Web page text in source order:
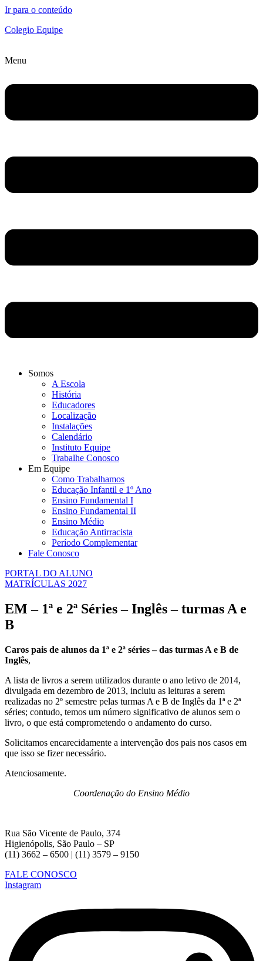
Ir para o conteúdo
Colegio Equipe
Menu
Somos
A Escola
História
Educadores
Localização
Instalações
Calendário
Instituto Equipe
Trabalhe Conosco
Em Equipe
Como Trabalhamos
Educação Infantil e 1º Ano
Ensino Fundamental I
Ensino Fundamental II
Ensino Médio
Educação Antirracista
Período Complementar
Fale Conosco
PORTAL DO ALUNO
MATRÍCULAS 2027
EM – 1ª e 2ª Séries – Inglês – turmas A e
B
Caros pais de alunos da 1ª e 2ª séries – das turmas A e B de
Inglês,
A lista de livros a serem utilizados durante o ano letivo de 2014,
divulgada em dezembro de 2013, incluiu as leituras a serem
realizadas no 2º semestre pelas turmas A e B de Inglês da 1ª e 2ª
séries; contudo, temos um número significativo de alunos sem o
livro, o que está comprometendo o andamento do curso.
Solicitamos encarecidamente a intervenção dos pais nos casos em
que isso se fizer necessário.
Atenciosamente.
Coordenação do Ensino Médio
Rua São Vicente de Paulo, 374
Higienópolis, São Paulo – SP
(11) 3662 – 6500 | (11) 3579 – 9150
FALE CONOSCO
Instagram